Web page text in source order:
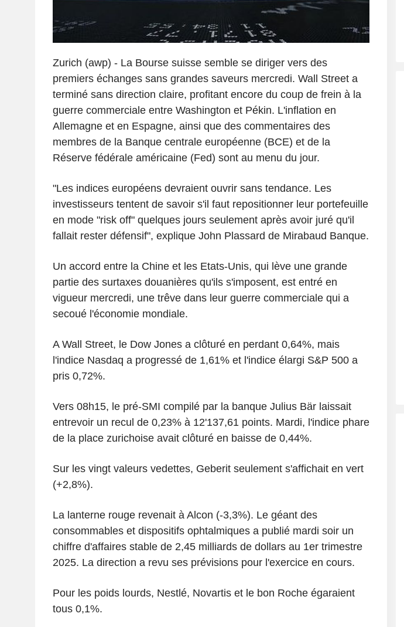
Zurich (awp) - La Bourse suisse semble se diriger vers des
premiers échanges sans grandes saveurs mercredi. Wall Street a
terminé sans direction claire, profitant encore du coup de frein à la
guerre commerciale entre Washington et Pékin. L'inflation en
Allemagne et en Espagne, ainsi que des commentaires des
membres de la Banque centrale européenne (BCE) et de la
Réserve fédérale américaine (Fed) sont au menu du jour.
"Les indices européens devraient ouvrir sans tendance. Les
investisseurs tentent de savoir s'il faut repositionner leur portefeuille
en mode "risk off" quelques jours seulement après avoir juré qu'il
fallait rester défensif", explique John Plassard de Mirabaud Banque.
Un accord entre la Chine et les Etats-Unis, qui lève une grande
partie des surtaxes douanières qu'ils s'imposent, est entré en
vigueur mercredi, une trêve dans leur guerre commerciale qui a
secoué l'économie mondiale.
A Wall Street, le Dow Jones a clôturé en perdant 0,64%, mais
l'indice Nasdaq a progressé de 1,61% et l'indice élargi S&P 500 a
pris 0,72%.
Vers 08h15, le pré-SMI compilé par la banque Julius Bär laissait
entrevoir un recul de 0,23% à 12'137,61 points. Mardi, l'indice phare
de la place zurichoise avait clôturé en baisse de 0,44%.
Sur les vingt valeurs vedettes, Geberit seulement s'affichait en vert
(+2,8%).
La lanterne rouge revenait à Alcon (-3,3%). Le géant des
consommables et dispositifs ophtalmiques a publié mardi soir un
chiffre d'affaires stable de 2,45 milliards de dollars au 1er trimestre
2025. La direction a revu ses prévisions pour l'exercice en cours.
Pour les poids lourds, Nestlé, Novartis et le bon Roche égaraient
tous 0,1%.